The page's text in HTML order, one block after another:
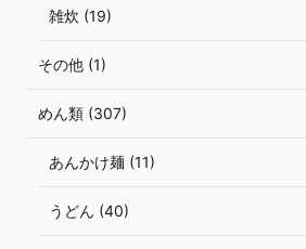
雑炊 (19)
その他 (1)
めん類 (307)
あんかけ麺 (11)
うどん (40)